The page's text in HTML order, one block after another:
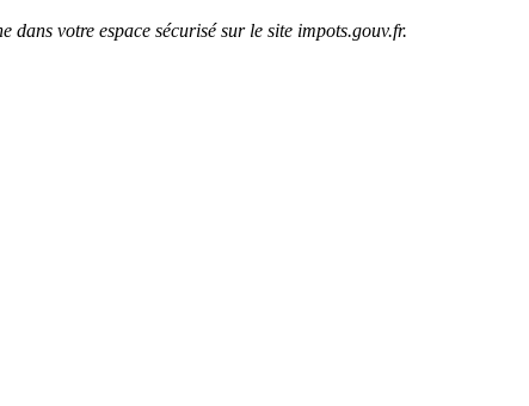
dans votre espace sécurisé sur le site impots.gouv.fr.